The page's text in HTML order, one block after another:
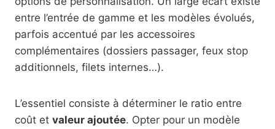
entre l’entrée de gamme et les modèles évolués,
parfois accentué par les accessoires
complémentaires (dossiers passager, feux stop
additionnels, filets internes…).
L’essentiel consiste à déterminer le ratio entre
coût et valeur ajoutée. Opter pour un modèle